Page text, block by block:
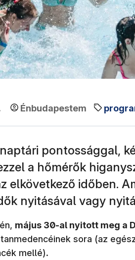
Énbudapestem
pontossággal,
a hőmérők
elkövetkező időben.
nyitásával vagy
május 30-al nyitott meg a
sora (az
mellé).